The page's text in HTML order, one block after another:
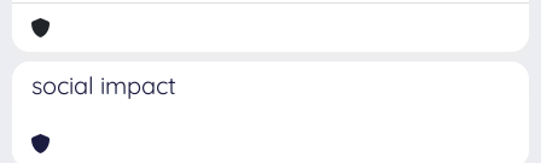
social impact